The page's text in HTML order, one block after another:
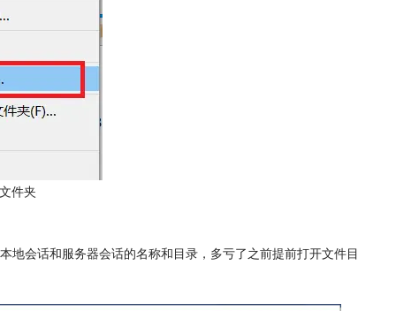
件夹
地会话和服务器会话的名称和目录，多亏了之前提前打开文件目